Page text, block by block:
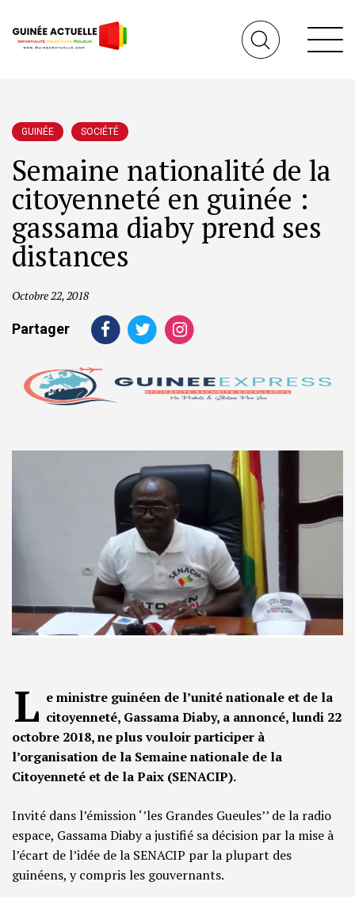
GUINÉE SOCIÉTÉ
Semaine nationalité de la
citoyenneté en guinée :
gassama diaby prend ses
distances
Octobre 22, 2018
Partager
L e ministre guinéen de l’unité nationale et de la
citoyenneté, Gassama Diaby, a annoncé, lundi 22
octobre 2018, ne plus vouloir participer à
l’organisation de la Semaine nationale de la
Citoyenneté et de la Paix (SENACIP).
Invité dans l’émission ‘’les Grandes Gueules’’ de la radio
espace, Gassama Diaby a justifié sa décision par la mise à
l’écart de l’idée de la SENACIP par la plupart des
guinéens, y compris les gouvernants.